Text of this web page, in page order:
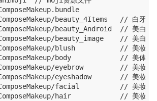
beauty_4Items   // 白牙、
beauty_Android  // 美白、
beauty_image    // 美白、
blush           // 美妆（
body            // 美体
eyebrow         // 美妆（
eyeshadow       // 美妆（
facial          // 美妆（
hair            // 美妆（